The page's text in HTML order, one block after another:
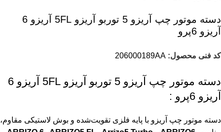
دسته موتور چپ آریزو 5 توربو آریزو 5FL آریزو 6
آریزو 6پرو
کد فنی محصول: 206000189AA
دسته موتور چپ آریزو 5 توربو آریزو 5FL آریزو 6
آریزو 6پرو :
دسته موتور چپ آریزو با پایه فلزی تقویت‌شده و بوش لاستیکی مقاوم،